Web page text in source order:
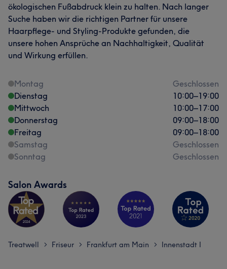
ökologischen Fußabdruck klein zu halten. Nach langer
Suche haben wir die richtigen Partner für unsere
Haarpflege- und Styling-Produkte gefunden, die
unsere hohen Ansprüche an Nachhaltigkeit, Qualität
und Wirkung erfüllen.
Montag
Geschlossen
Dienstag
10:00–19:00
Mittwoch
10:00–17:00
Donnerstag
09:00–18:00
Freitag
09:00–18:00
Samstag
Geschlossen
Sonntag
Geschlossen
Salon Awards
Treatwell > Friseur > Frankfurt am Main > Innenstadt I